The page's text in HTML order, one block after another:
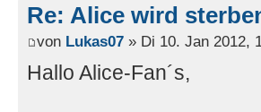
Re: Alice wird
von Lukas07 » Di 10. Jan 2012,
Hallo Alice-Fan´s,